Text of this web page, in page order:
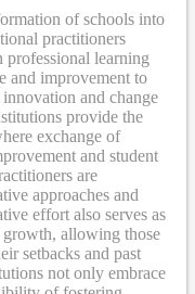
of schools into
practitioners
professional learning
and improvement to
and change
provide the
exchange of
and student
are
approaches and
effort also serves as
allowing those
setbacks and past
not only embrace